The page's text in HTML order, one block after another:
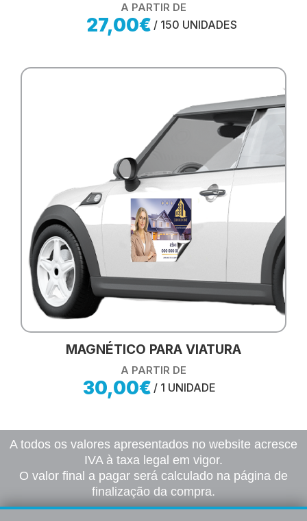
A PARTIR DE
27,00€ / 150 UNIDADES
MAGNÉTICO PARA VIATURA
A PARTIR DE
30,00€ / 1 UNIDADE
A todos os valores apresentados no website acresce
IVA à taxa legal em vigor.
O valor final a pagar será calculado na página de
finalização da compra.